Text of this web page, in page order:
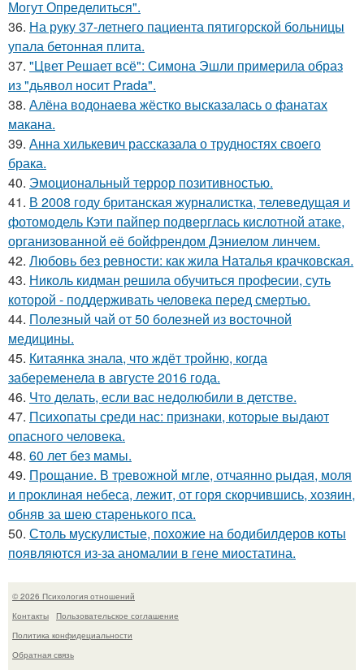
Могут Определиться".
36. На руку 37-летнего пациента пятигорской больницы
упала бетонная плита.
37. "Цвет Решает всё": Симона Эшли примерила образ
из "дьявол носит Prada".
38. Алёна водонаева жёстко высказалась о фанатах
макана.
39. Анна хилькевич рассказала о трудностях своего
брака.
40. Эмоциональный террор позитивностью.
41. В 2008 году британская журналистка, телеведущая и
фотомодель Кэти пайпер подверглась кислотной атаке,
организованной её бойфрендом Дэниелом линчем.
42. Любовь без ревности: как жила Наталья крачковская.
43. Николь кидман решила обучиться професии, суть
которой - поддерживать человека перед смертью.
44. Полезный чай от 50 болезней из восточной
медицины.
45. Китаянка знала, что ждёт тройню, когда
забеременела в августе 2016 года.
46. Что делать, если вас недолюбили в детстве.
47. Психопаты среди нас: признаки, которые выдают
опасного человека.
48. 60 лет без мамы.
49. Прощание. В тревожной мгле, отчаянно рыдая, моля
и проклиная небеса, лежит, от горя скорчившись, хозяин,
обняв за шею старенького пса.
50. Столь мускулистые, похожие на бодибилдеров коты
появляются из-за аномалии в гене миостатина.
© 2026 Психология отношений
Контакты
Пользовательское соглашение
Политика конфидециальности
Обратная связь